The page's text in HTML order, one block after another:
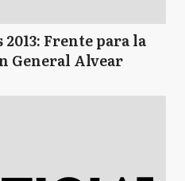
Frente para la
General Alvear